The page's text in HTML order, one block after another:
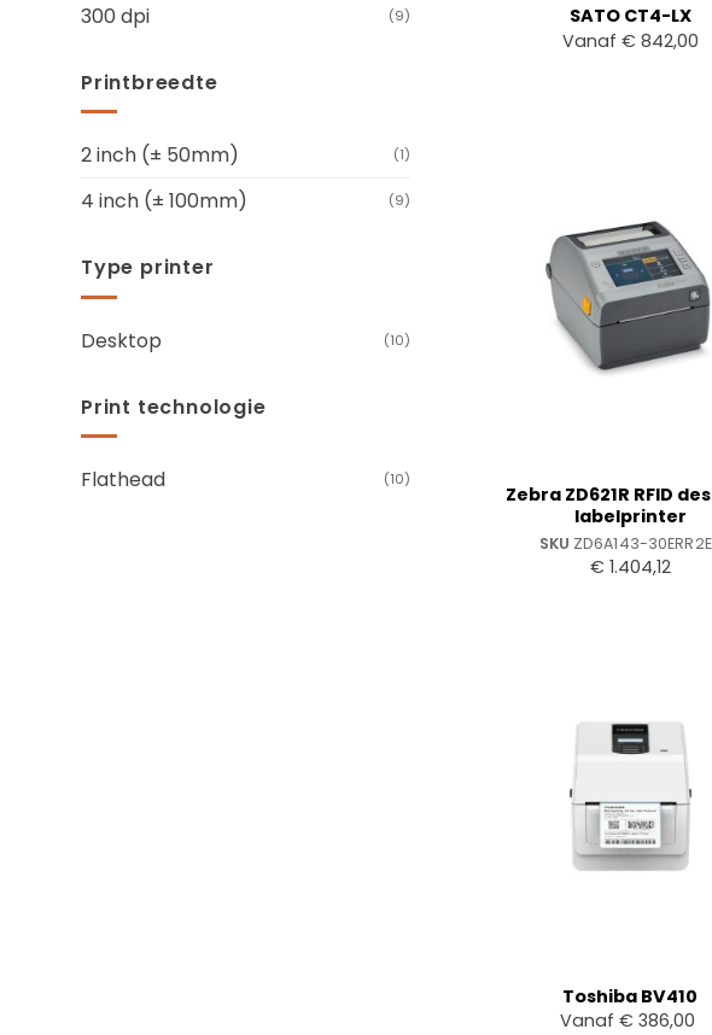
300 dpi (9)
Printbreedte
2 inch (± 50mm) (1)
4 inch (± 100mm) (9)
Type printer
Desktop (10)
Print technologie
Flathead (10)
SATO CT4-LX
Vanaf € 842,00
Zebra ZD621R RFID
labelprinter
SKU ZD6A143-
€ 1.404,12
Toshiba BV410
Vanaf€ 386,00